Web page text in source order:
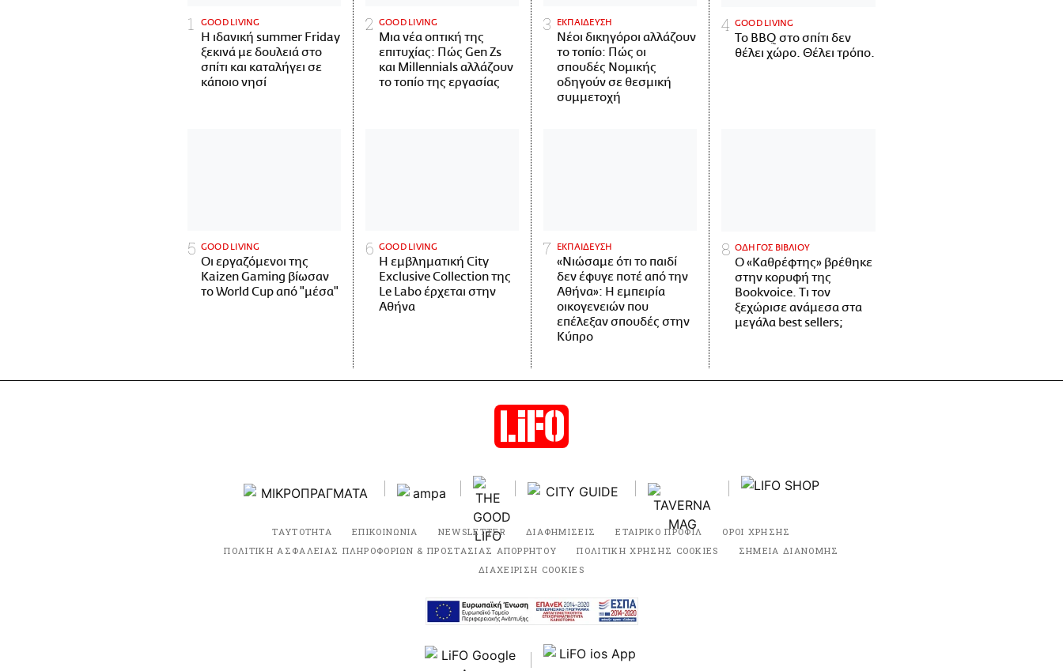
GOOD LIVING
Η ιδανική summer Friday
ξεκινά με δουλειά στο
σπίτι και καταλήγει σε
κάποιο νησί
GOOD LIVING
Μια νέα οπτική της
επιτυχίας: Πώς Gen Zs
και Millennials αλλάζουν
το τοπίο της εργασίας
ΕΚΠΑΙΔΕΥΣΗ
Νέοι δικηγόροι αλλάζουν
το τοπίο: Πώς οι
σπουδές Νομικής
οδηγούν σε θεσμική
συμμετοχή
GOOD LIVING
Το BBQ στο σπίτι δεν
θέλει χώρο. Θέλει τρόπο.
GOOD LIVING
Οι εργαζόμενοι της
Kaizen Gaming βίωσαν
το World Cup από "μέσα"
GOOD LIVING
Η εμβληματική City
Exclusive Collection της
Le Labo έρχεται στην
Αθήνα
ΕΚΠΑΙΔΕΥΣΗ
«Νιώσαμε ότι το παιδί
δεν έφυγε ποτέ από την
Αθήνα»: Η εμπειρία
οικογενειών που
επέλεξαν σπουδές στην
Κύπρο
ΟΔΗΓΟΣ ΒΙΒΛΙΟΥ
Ο «Καθρέφτης» βρέθηκε
στην κορυφή της
Bookvoice. Τι τον
ξεχώρισε ανάμεσα στα
μεγάλα best sellers;
ΤΑΥΤΟΤΗΤΑ ΕΠΙΚΟΙΝΩΝΙΑ NEWSLETTER ΔΙΑΦΗΜΙΣΕΙΣ ΕΤΑΙΡΙΚΟ ΠΡΟΦΙΛ
ΟΡΟΙ ΧΡΗΣΗΣ
ΠΟΛΙΤΙΚΗ ΑΣΦΑΛΕΙΑΣ ΠΛΗΡΟΦΟΡΙΩΝ & ΠΡΟΣΤΑΣΙΑΣ ΑΠΟΡΡΗΤΟΥ
ΠΟΛΙΤΙΚΗ ΧΡΗΣΗΣ COOKIES
ΣΗΜΕΙΑ ΔΙΑΝΟΜΗΣ
ΔΙΑΧΕΙΡΙΣΗ COOKIES